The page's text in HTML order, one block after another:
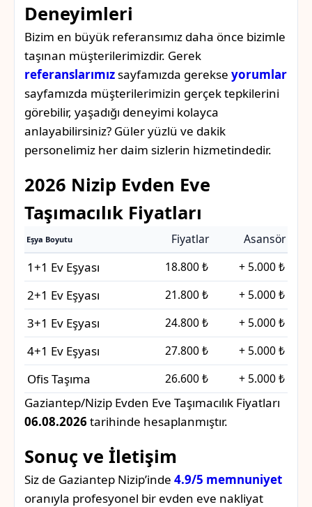
Deneyimleri
Bizim en büyük referansımız daha önce bizimle
taşınan müşterilerimizdir. Gerek
referanslarımızsayfamızda gerekse yorumlar
sayfamızda müşterilerimizin gerçek tepkilerini
görebilir, yaşadığı deneyimi kolayca
anlayabilirsiniz? Güler yüzlü ve dakik
personelimiz her daim sizlerin hizmetindedir.
2026 Nizip Evden Eve
Taşımacılık Fiyatları
Eşya Boyutu Fiyatlar Asansör
1+1 Ev Eşyası 18.800 ₺ + 5.000 ₺
2+1 Ev Eşyası 21.800 ₺ + 5.000 ₺
3+1 Ev Eşyası 24.800 ₺ + 5.000 ₺
4+1 Ev Eşyası 27.800 ₺ + 5.000 ₺
Ofis Taşıma 26.600 ₺ + 5.000 ₺
Gaziantep/Nizip Evden Eve Taşımacılık Fiyatları
06.08.2026tarihinde hesaplanmıştır.
Sonuç ve İletişim
Siz de Gaziantep Nizip’inde 4.9/5 memnuniyet
oranıyla profesyonel bir evden eve nakliyat